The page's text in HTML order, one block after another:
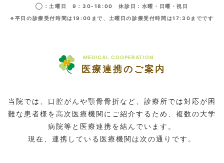
◯：土曜日 9：30-18:00 休診日：水曜・日曜・祝日
※平日の診療受付時間は19:00まで、土曜日の診療受付時間は17:30までです
MEDICAL COOPERATION
医療連携のご案内
当院では、口腔がんや顎骨骨折など、診療所では対応が困
難な患者様を高次医療機関にご紹介するため、複数の大学
病院等と医療連携を結んでいます。
現在、連携している医療機関は次の通りです。